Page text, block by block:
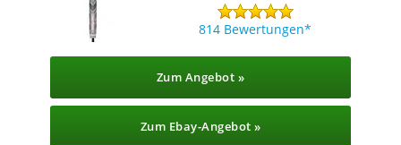
814 Bewertungen
Zum Angebot »
Zum Ebay-Angebot »